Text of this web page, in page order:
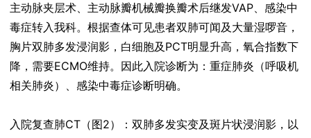
主动脉夹层术、主动脉瓣机械瓣换瓣术后继发VAP、感染中
毒症转入我科。根据查体可见患者双肺可闻及大量湿啰音，
胸片双肺多发浸润影，白细胞及PCT明显升高，氧合指数下
降，需要ECMO维持。因此入院诊断为：重症肺炎（呼吸机
相关肺炎）、感染中毒症诊断明确。
入院复查肺CT（图2）：双肺多发实变及斑片状浸润影，以